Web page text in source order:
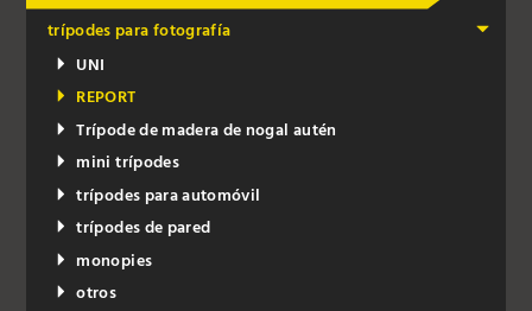
trípodes para fotografía
UNI
REPORT
Trípode de madera de nogal autén
mini trípodes
trípodes para automóvil
trípodes de pared
monopies
otros